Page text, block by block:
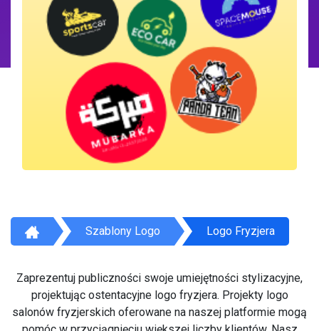
Szablony Logo Logo Fryzjera
Zaprezentuj publiczności swoje umiejętności stylizacyjne,
projektując ostentacyjne logo fryzjera. Projekty logo
salonów fryzjerskich oferowane na naszej platformie mogą